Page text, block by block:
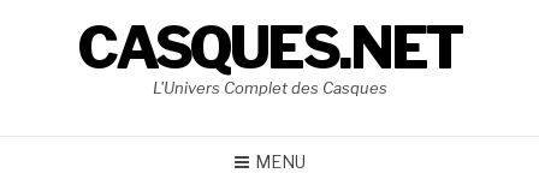
CASQUES.NET
L'Univers Complet des Casques
MENU